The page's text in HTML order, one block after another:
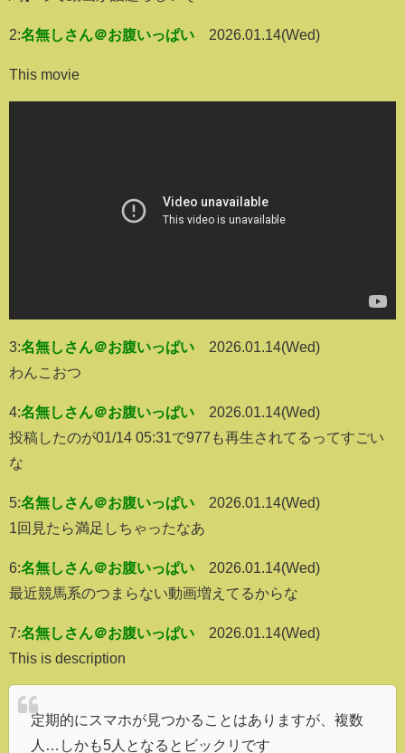
2:名無しさん＠お腹いっぱい 2026.01.14(Wed)
This movie
3:名無しさん＠お腹いっぱい
2026.01.14(Wed)
わんこおつ
4:名無しさん＠お腹いっぱい
2026.01.14(Wed)
投稿したのが01/14 05:31で977も再生されてるってすごい
な
5:名無しさん＠お腹いっぱい
2026.01.14(Wed)
1回見たら満足しちゃったなあ
6:名無しさん＠お腹いっぱい
2026.01.14(Wed)
最近競馬系のつまらない動画増えてるからな
7:名無しさん＠お腹いっぱい
2026.01.14(Wed)
This is description
定期的にスマホが見つかることはありますが、複数
人…しかも5人となるとビックリです